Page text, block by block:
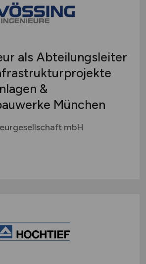
als Abteilungsleiter
&
München
mbH